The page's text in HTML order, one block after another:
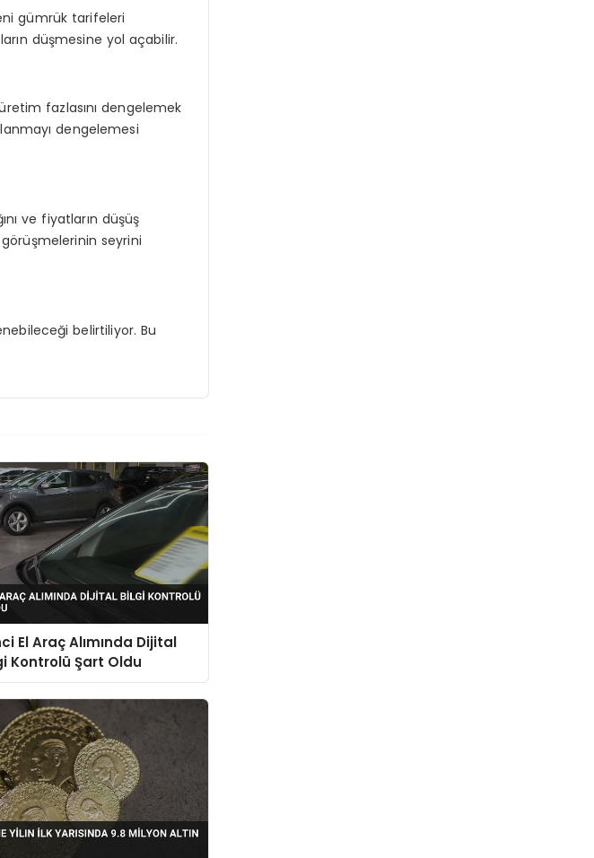
gümrük tarifeleri
düşmesine yol açabilir.
fazlasını dengelemek
dengelemesi
ve fiyatların düşüş
seyrini
belirtiliyor. Bu
El Araç Alımında Dijital
Kontrolü Şart Oldu